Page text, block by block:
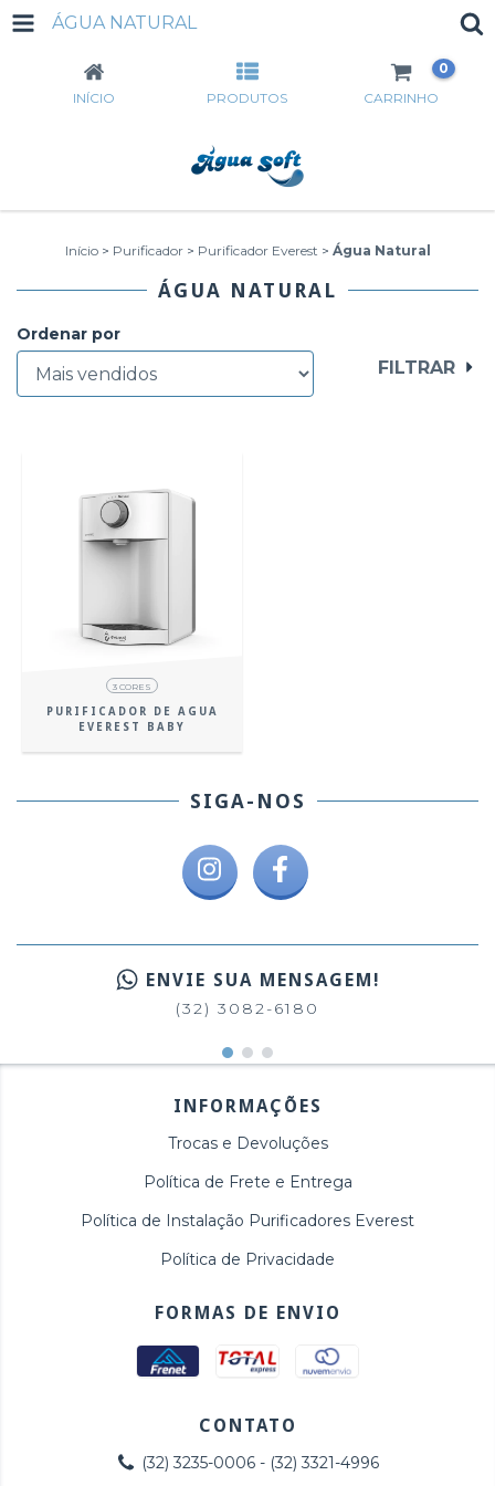
ÁGUA NATURAL
INÍCIO PRODUTOS CARRINHO
0
Início > Purificador > Purificador Everest > Água Natural
ÁGUA NATURAL
Ordenar por
FILTRAR
3 CORES
PURIFICADOR DE AGUA
EVEREST BABY
SIGA-NOS
ENVIE SUA MENSAGEM!
(32) 3082-6180
INFORMAÇÕES
Trocas e Devoluções
Política de Frete e Entrega
Política de Instalação Purificadores Everest
Política de Privacidade
FORMAS DE ENVIO
CONTATO
(32) 3235-0006 - (32) 3321-4996